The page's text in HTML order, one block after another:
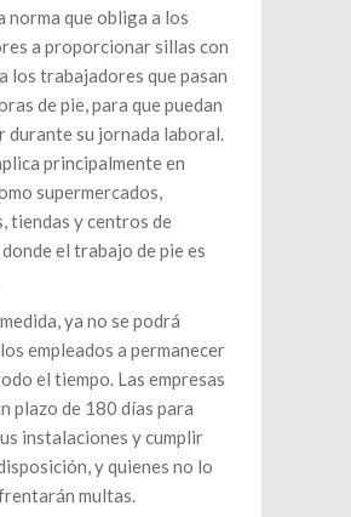
norma que obliga a los
a proporcionar sillas con
los trabajadores que pasan
de pie, para que puedan
durante su jornada laboral.
principalmente en
supermercados,
tiendas y centros de
donde el trabajo de pie es
ya no se podrá
empleados a permanecer
el tiempo. Las empresas
plazo de 180 días para
instalaciones y cumplir
y quienes no lo
multas.